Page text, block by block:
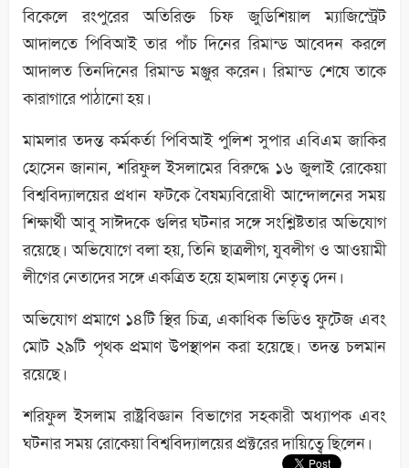
বিকেলে রংপুরের অতিরিক্ত চিফ জুডিশিয়াল ম্যাজিস্ট্রেট
আদালতে পিবিআই তার পাঁচ দিনের রিমান্ড আবেদন করলে
আদালত তিনদিনের রিমান্ড মঞ্জুর করেন। রিমান্ড শেষে তাকে
কারাগারে পাঠানো হয়।
মামলার তদন্ত কর্মকর্তা পিবিআই পুলিশ সুপার এবিএম জাকির
হোসেন জানান, শরিফুল ইসলামের বিরুদ্ধে ১৬ জুলাই রোকেয়া
বিশ্ববিদ্যালয়ের প্রধান ফটকে বৈষম্যবিরোধী আন্দোলনের সময়
শিক্ষার্থী আবু সাঈদকে গুলির ঘটনার সঙ্গে সংশ্লিষ্টতার অভিযোগ
রয়েছে। অভিযোগে বলা হয়, তিনি ছাত্রলীগ, যুবলীগ ও আওয়ামী
লীগের নেতাদের সঙ্গে একত্রিত হয়ে হামলায় নেতৃত্ব দেন।
অভিযোগ প্রমাণে ১৪টি স্থির চিত্র, একাধিক ভিডিও ফুটেজ এবং
মোট ২৯টি পৃথক প্রমাণ উপস্থাপন করা হয়েছে। তদন্ত চলমান
রয়েছে।
শরিফুল ইসলাম রাষ্ট্রবিজ্ঞান বিভাগের সহকারী অধ্যাপক এবং
ঘটনার সময় রোকেয়া বিশ্ববিদ্যালয়ের প্রক্টরের দায়িত্বে ছিলেন।